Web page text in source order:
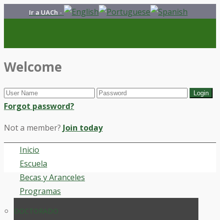
Ir a UACh -
Welcome
Forgot password?
Not a member? Join today
Inicio
Escuela
Becas y Aranceles
Programas
DOCTORADO